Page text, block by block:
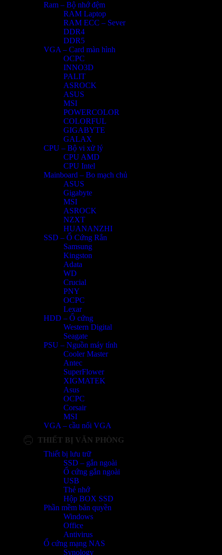
Ram – Bộ nhớ đệm
RAM Laptop
RAM ECC – Sever
DDR4
DDR5
VGA – Card màn hình
OCPC
INNO3D
PALIT
ASROCK
ASUS
MSI
POWERCOLOR
COLORFUL
GIGABYTE
GALAX
CPU – Bộ vi xử lý
CPU AMD
CPU Intel
Mainboard – Bo mạch chủ
ASUS
Gigabyte
MSI
ASROCK
NZXT
HUANANZHI
SSD – Ổ Cứng Rắn
Samsung
Kingston
Adata
WD
Crucial
PNY
OCPC
Lexar
HDD – Ổ cứng
Western Digital
Seagate
PSU – Nguồn máy tính
Cooler Master
Antec
SuperFlower
XIGMATEK
Asus
OCPC
Corsair
MSI
VGA – cầu nối VGA
THIẾT BỊ VĂN PHÒNG
Thiết bị lưu trữ
SSD – gắn ngoài
Ổ cứng gắn ngoài
USB
Thẻ nhớ
Hộp BOX SSD
Phần mềm bản quyền
Windows
Office
Antivirus
Ổ cứng mạng NAS
Synology